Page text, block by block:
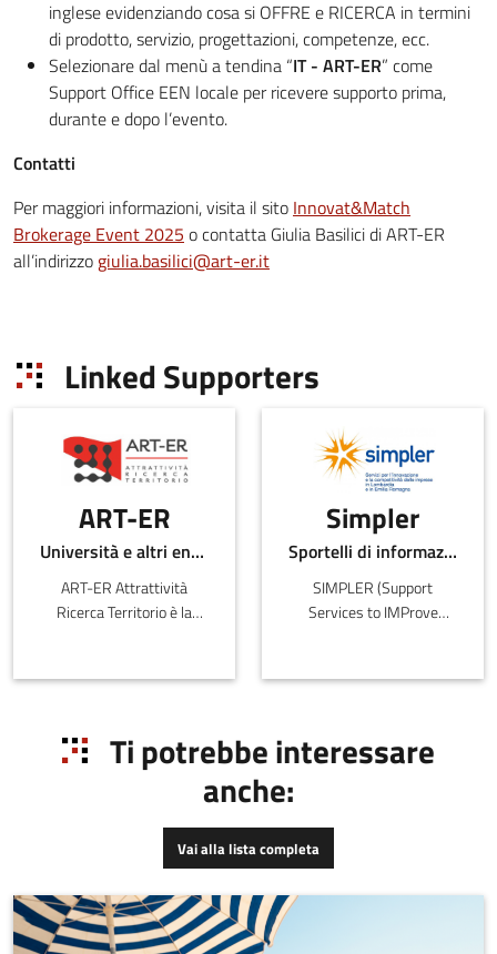
inglese evidenziando cosa si OFFRE e RICERCA in termini
di prodotto, servizio, progettazioni, competenze, ecc.
Selezionare dal menù a tendina “IT - ART-ER” come
Support Office EEN locale per ricevere supporto prima,
durante e dopo l’evento.
Contatti
Per maggiori informazioni, visita il sito Innovat&Match
Brokerage Event 2025 o contatta Giulia Basilici di ART-ER
all’indirizzo giulia.basilici@art-er.it
Linked Supporters
ART-ER
Università e altri enti pubblici
ART-ER Attrattività
Ricerca Territorio è la
Romagna nata per
sostenibile della regione
attr
Simpler
Sportelli di informazione
SIMPLER (Support
Services to IMProve
businesses in Lombardia
membro che opera
nell’ambito dell’Enterprise
fornendo servizi per
Ti potrebbe interessare
anche:
Vai alla lista completa